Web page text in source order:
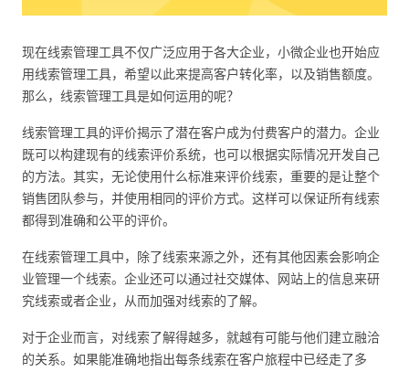
现在线索管理工具不仅广泛应用于各大企业，小微企业也开始应
用线索管理工具，希望以此来提高客户转化率，以及销售额度。
那么， 线索管理工具是如何运用的呢？
线索管理工具的评价揭示了潜在客户成为付费客户的潜力。企业
既可以构建现有的线索评价系统，也可以根据实际情况开发自己
的方法。其实，无论使用什么标准来评价线索，重要的是让整个
销售团队参与，并使用相同的评价方式。这样可以保证所有线索
都得到准确和公平的评价。
在线索管理工具中，除了线索来源之外，还有其他因素会影响企
业管理一个线索。企业还可以通过社交媒体、网站上的信息来研
究线索或者企业，从而加强对线索的了解。
对于企业而言，对线索了解得越多，就越有可能与他们建立融洽
的关系。如果能准确地指出每条线索在客户旅程中已经走了多